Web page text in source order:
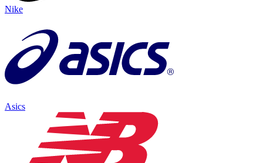
Nike
Asics